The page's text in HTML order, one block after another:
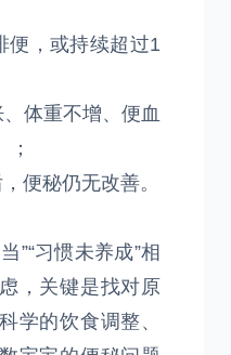
便，或持续超过1
体重不增、便血
；
便秘仍无改善。
”“习惯未养成”相
，关键是找对原
学的饮食调整、